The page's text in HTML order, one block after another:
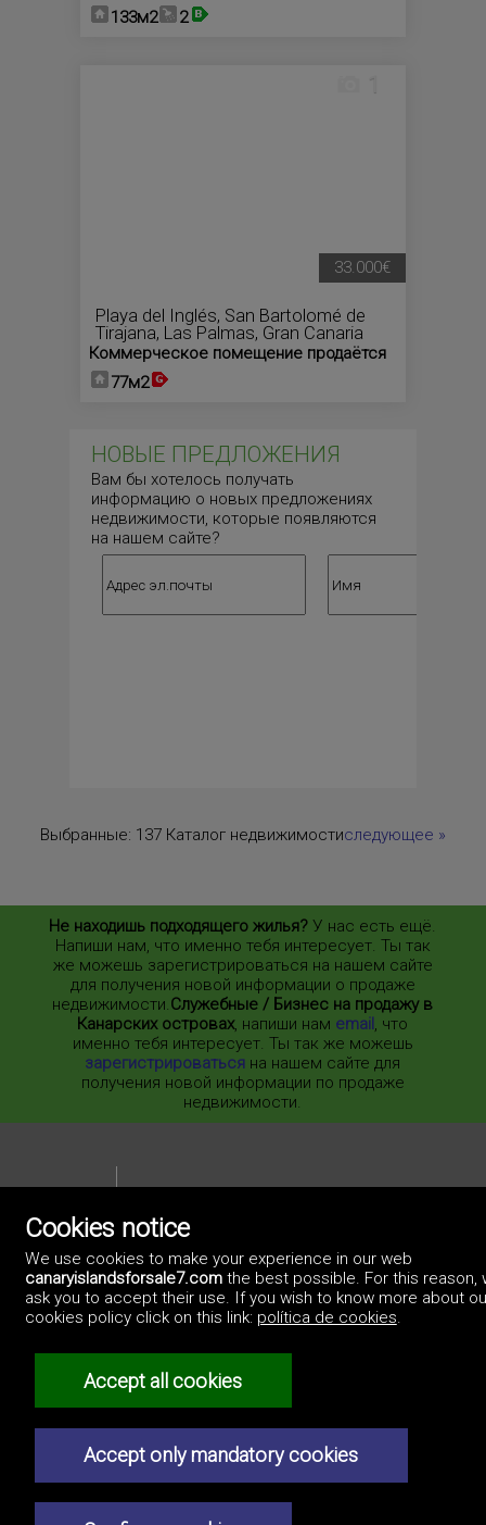
133м2
2
Playa del Inglés, San Bartolomé de
Tirajana, Las Palmas, Gran Canaria
Коммерческое помещение продаётся
77м2
33.000€
НОВЫЕ ПРЕДЛОЖЕНИЯ
Вам бы хотелось получать
информацию о новых предложениях
недвижимости, которые появляются
на нашем сайте?
Выбранные: 137 Каталог недвижимостиследующее »
Не находишь подходящего жилья? У нас есть ещё.
Напиши нам, что именно тебя интересует. Ты так
же можешь зарегистрироваться на нашем сайте
для получения новой информации о продаже
недвижимости.Служебные / Бизнес на продажу в
Канарских островах, напиши нам email , что
именно тебя интересует. Ты так же можешь
зарегистрироваться на нашем сайте для
получения новой информации по продаже
недвижимости.
©2017 Canary Islands For Sale
Artek Soluciones Informáticas.
C. Doña Micaela Hernández, 1. Oficina 2.
Canary Islands.
Cookies notice
We use cookies to make your experience in our web
canaryislandsforsale7.comthe best possible. For this reason,
ask you to accept their use. If you wish to know more about
cookies policy click on this link: política de cookies.
Accept all cookies
Accept only mandatory cookies